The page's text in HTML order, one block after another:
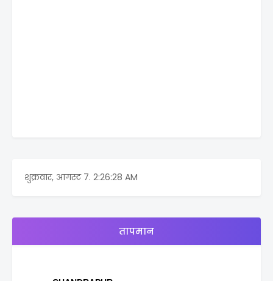
शुक्रवार, आगस्ट 7. 2:26:28 AM
तापमान